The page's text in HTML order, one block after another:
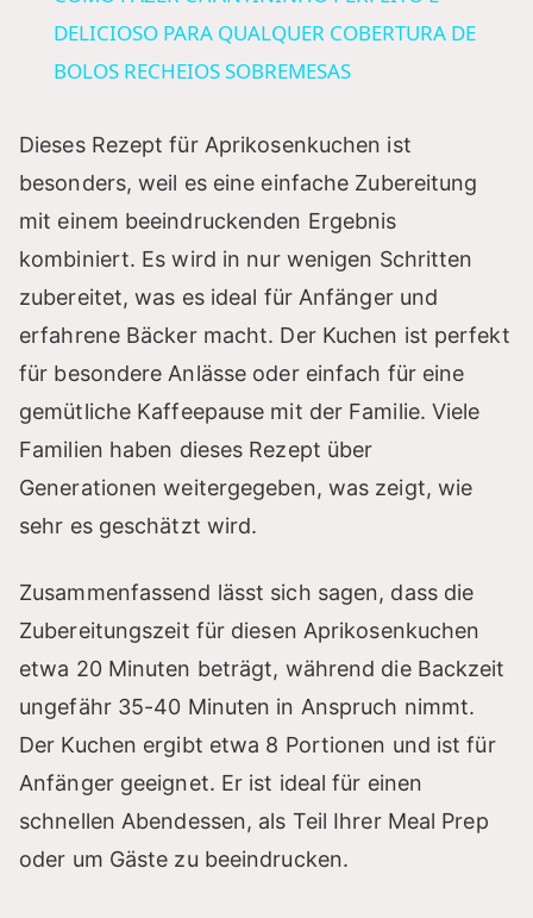
a
V
i
d
e
o
DELICIOSO PARA QUALQUER COBERTURA DE
BOLOS RECHEIOS SOBREMESAS
Dieses Rezept für Aprikosenkuchen ist
besonders, weil es eine einfache Zubereitung
mit einem beeindruckenden Ergebnis
kombiniert. Es wird in nur wenigen Schritten
zubereitet, was es ideal für Anfänger und
erfahrene Bäcker macht. Der Kuchen ist perfekt
für besondere Anlässe oder einfach für eine
gemütliche Kaffeepause mit der Familie. Viele
Familien haben dieses Rezept über
Generationen weitergegeben, was zeigt, wie
sehr es geschätzt wird.
Zusammenfassend lässt sich sagen, dass die
Zubereitungszeit für diesen Aprikosenkuchen
etwa 20 Minuten beträgt, während die Backzeit
ungefähr 35-40 Minuten in Anspruch nimmt.
Der Kuchen ergibt etwa 8 Portionen und ist für
Anfänger geeignet. Er ist ideal für einen
schnellen Abendessen, als Teil Ihrer Meal Prep
oder um Gäste zu beeindrucken.